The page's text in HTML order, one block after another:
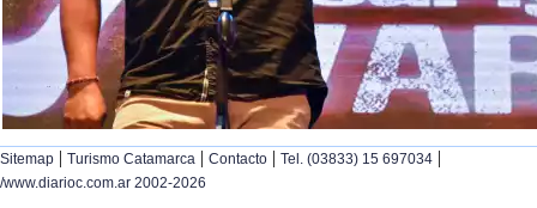
Sitemap | Turismo Catamarca | Contacto | Tel. (03833) 15 697034 |
/www.diarioc.com.ar 2002-2026